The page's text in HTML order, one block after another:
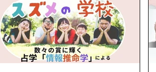
し膝を曲げ、まっすぐに前を向き、足をしっか
り地につけ、足裏を滑らせるように左、右と板
の溝に沿わせてゆっくり歩き、両足がピタッと
大地を踏みしめていないと溝からぶれていきま
すので真っすぐに歩けるよう何度か繰り返しま
す。 そうすると自分の中心軸がしっかりして、